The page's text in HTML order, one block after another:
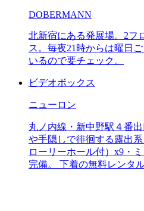
DOBERMANN
北新宿にある発展場。2フ
ス。毎夜21時からは曜日
いるので要チェック。
ビデオボックス
ニューロン
丸ノ内線・新中野駅４番
や手隠しで徘徊する露出
ローリーホール付）x9・
完備。 下着の無料レンタ